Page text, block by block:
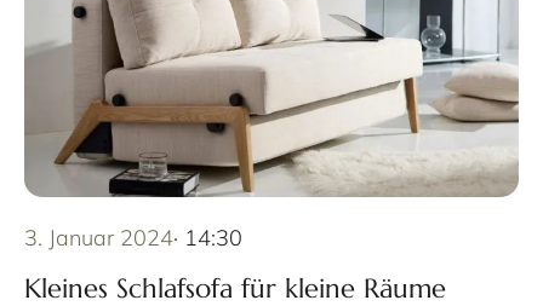
3. Januar 2024· 14:30
Kleines Schlafsofa für kleine Räume